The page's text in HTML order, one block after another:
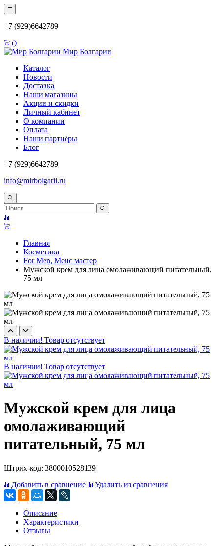
+7 (929)6642789
()
Мир Болгарии
Каталог
Новости
Доставка
Наши магазины
Акции и скидки
Личный кабинет
О компании
Оплата
Наши партнёры
Блог
+7 (929)6642789
info@mirbolgarii.ru
Главная
Косметика
For Men, Менс мастер
Мужской крем для лица омолаживающий питательный,
75 мл
В наличии! Товар отсутствует
В наличии! Товар отсутствует
Мужской крем для лица
омолаживающий
питательный, 75 мл
Штрих-код: 3800010528139
Добавить в сравнение
Удалить из сравнения
Описание
Характеристики
Отзывы